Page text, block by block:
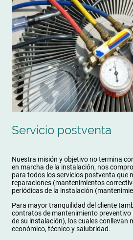
Servicio postventa
Nuestra misión y objetivo no termina
en marcha de la instalación, nos
para todos los servicios postventa que
reparaciones (mantenimientos
periódicas de la instalación
Para mayor tranquilidad del cliente
contratos de mantenimiento preventivo
de su instalación), los cuales conllevan
económico, técnico y salubridad.